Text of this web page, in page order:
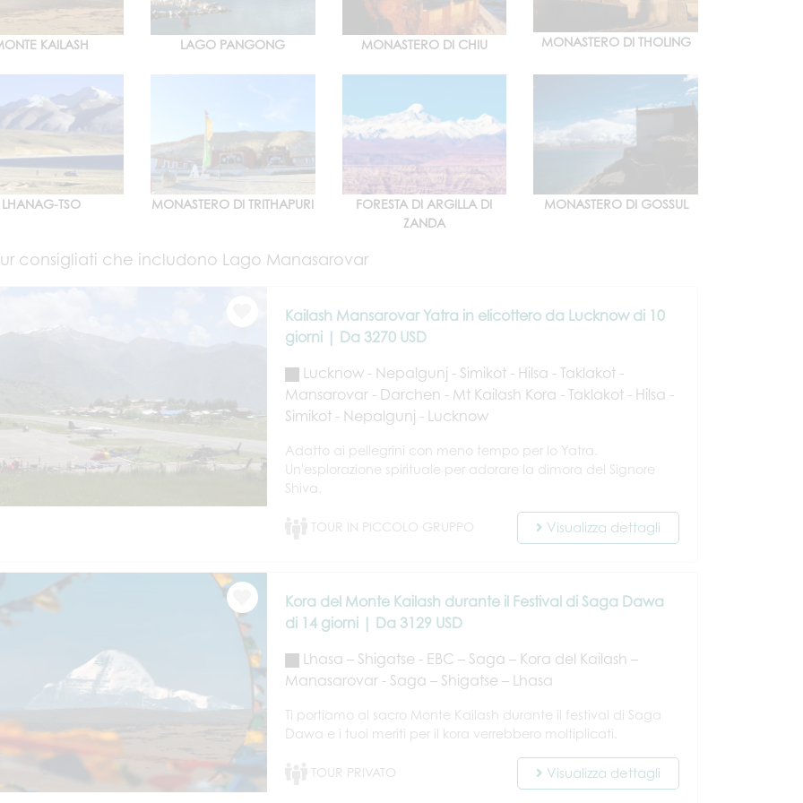
KAILASH LAGO PANGONG MONASTERO DI CHIU MONASTERO DI THOLING
LHANAG-TSO MONASTERO DI TRITHAPURI
FORESTA DI ARGILLA DI
ZANDA
MONASTERO DI GOSSUL
consigliati che includono Lago Manasarovar
Kailash Mansarovar Yatra in elicottero da Lucknow di 10
giorni | Da 3270 USD
Lucknow - Nepalgunj - Simikot - Hilsa - Taklakot -
Mansarovar - Darchen - Mt Kailash Kora - Taklakot - Hilsa -
Simikot - Nepalgunj - Lucknow
Adatto ai pellegrini con meno tempo per lo Yatra.
Un'esplorazione spirituale per adorare la dimora del Signore
Shiva.
TOUR IN PICCOLO GRUPPO Visualizza dettagli
Kora del Monte Kailash durante il Festival di Saga Dawa
di 14 giorni | Da 3129 USD
Lhasa – Shigatse - EBC – Saga – Kora del Kailash –
Manasarovar - Saga – Shigatse – Lhasa
Ti portiamo al sacro Monte Kailash durante il festival di Saga
Dawa e i tuoi meriti per il kora verrebbero moltiplicati.
TOUR PRIVATO Visualizza dettagli